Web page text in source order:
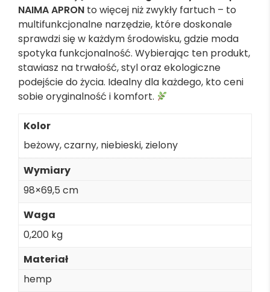
NAIMA APRON to więcej niż zwykły fartuch – to
multifunkcjonalne narzędzie, które doskonale
sprawdzi się w każdym środowisku, gdzie moda
spotyka funkcjonalność. Wybierając ten produkt,
stawiasz na trwałość, styl oraz ekologiczne
podejście do życia. Idealny dla każdego, kto ceni
sobie oryginalność i komfort.
Kolor
beżowy,czarny, niebieski, zielony
Wymiary
98×69,5 cm
Waga
0,200 kg
Materiał
hemp